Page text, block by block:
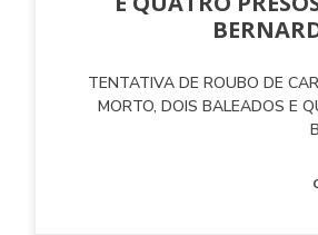
TENTATIVA DE ROUBO DE
MORTO, DOIS BALEADOS E